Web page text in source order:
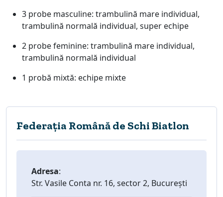
3 probe masculine: trambulină mare individual,
trambulină normală individual, super echipe
2 probe feminine: trambulină mare individual,
trambulină normală individual
1 probă mixtă: echipe mixte
Federația Română de Schi Biatlon
Adresa:
Str. Vasile Conta nr. 16, sector 2, București